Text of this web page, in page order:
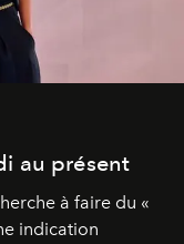
au présent
à faire du «
indication